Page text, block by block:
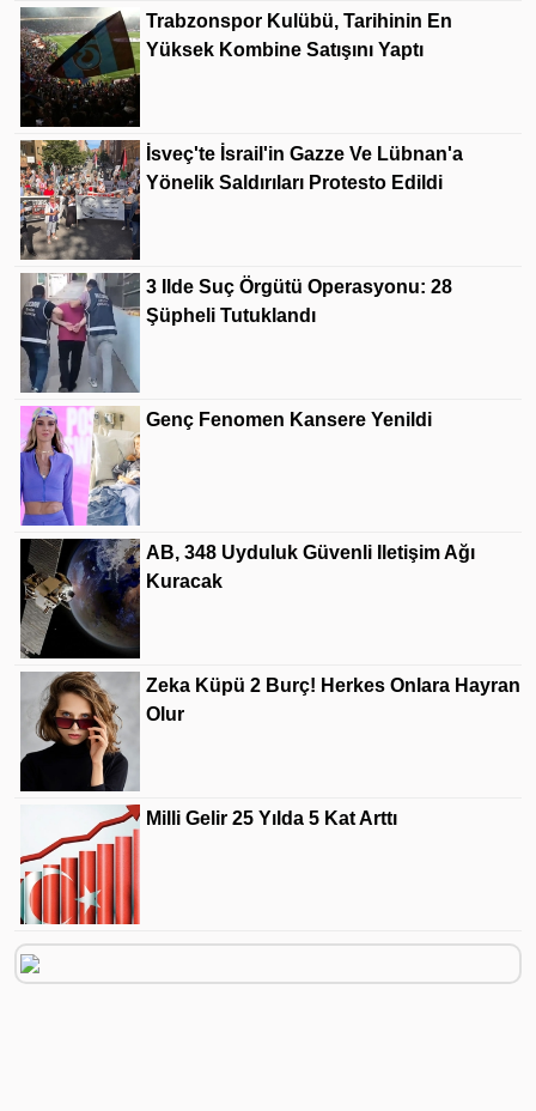
Trabzonspor Kulübü, Tarihinin En
Yüksek Kombine Satışını Yaptı
İsveç'te İsrail'in Gazze Ve Lübnan'a
Yönelik Saldırıları Protesto Edildi
3 Ilde Suç Örgütü Operasyonu: 28
Şüpheli Tutuklandı
Genç Fenomen Kansere Yenildi
AB, 348 Uyduluk Güvenli Iletişim Ağı
Kuracak
Zeka Küpü 2 Burç! Herkes Onlara Hayran
Olur
Milli Gelir 25 Yılda 5 Kat Arttı